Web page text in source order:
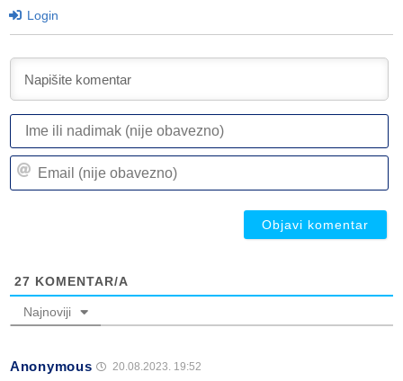
Login
27 KOMENTAR/A
Najnoviji
Anonymous 20.08.2023. 19:52